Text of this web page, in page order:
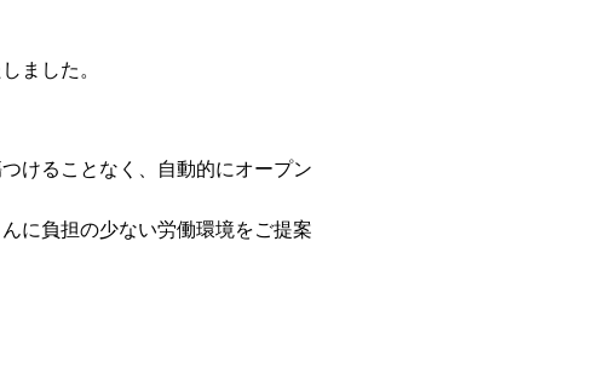
ました。
けることなく、自動的にオープン
に負担の少ない労働環境をご提案